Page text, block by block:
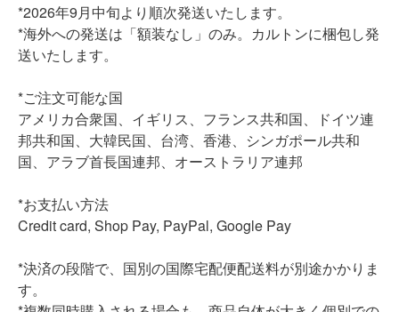
*2026年9月中旬より順次発送いたします。
*海外への発送は「額装なし」のみ。カルトンに梱包し発
送いたします。
*ご注文可能な国
アメリカ合衆国、イギリス、フランス共和国、ドイツ連
邦共和国、大韓民国、台湾、香港、シンガポール共和
国、アラブ首長国連邦、オーストラリア連邦
*お支払い方法
Credit card, Shop Pay, PayPal, Google Pay
*決済の段階で、国別の国際宅配便配送料が別途かかりま
す。